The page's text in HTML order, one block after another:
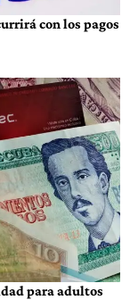
con los pagos
para adultos